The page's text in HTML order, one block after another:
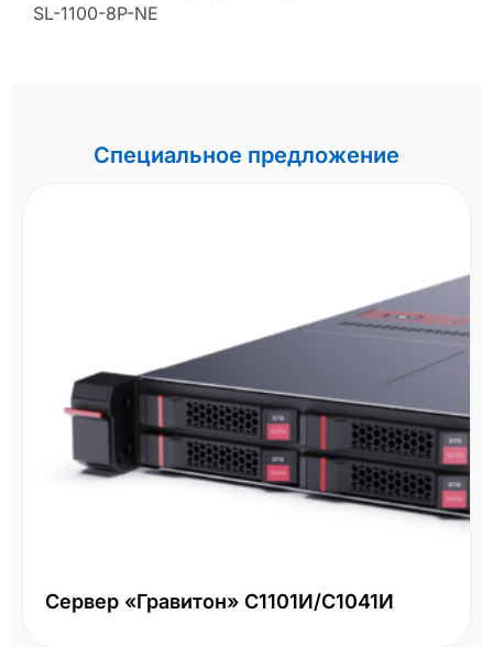
SL-1100-8P-NE
Специальное предложение
Сервер «Гравитон» С1101И/С1041И